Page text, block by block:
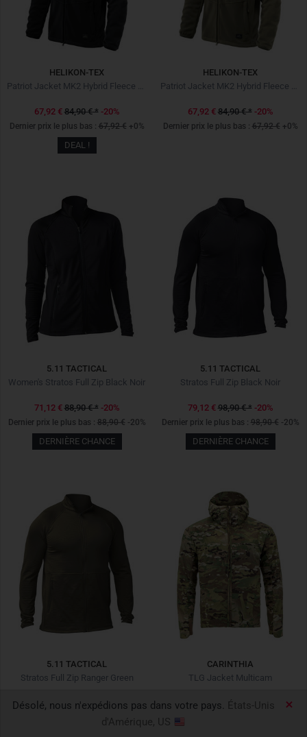
Désolé, nous n'expédions pas dans votre pays. États-Unis
d'Amérique, US
HELIKON-TEX
Patriot Jacket MK2 Hybrid Fleece Black Noir
67,92 € 84,90 €* -20%
Dernier prix le plus bas : 67,92 € +0%
DEAL !
HELIKON-TEX
Patriot Jacket MK2 Hybrid Fleece Olive Green
67,92 € 84,90 €* -20%
Dernier prix le plus bas : 67,92 € +0%
5.11 TACTICAL
Women's Stratos Full Zip Black Noir
71,12 € 88,90 €* -20%
Dernier prix le plus bas : 88,90 € -20%
DERNIÈRE CHANCE
5.11 TACTICAL
Stratos Full Zip Black Noir
79,12 € 98,90 €* -20%
Dernier prix le plus bas : 98,90 € -20%
DERNIÈRE CHANCE
5.11 TACTICAL
Stratos Full Zip Ranger Green
79,12 € 98,90 €* -20%
98,90 €
CARINTHIA
TLG Jacket Multicam
220,92 €259,90 € -15%
Dernier prix le plus bas :